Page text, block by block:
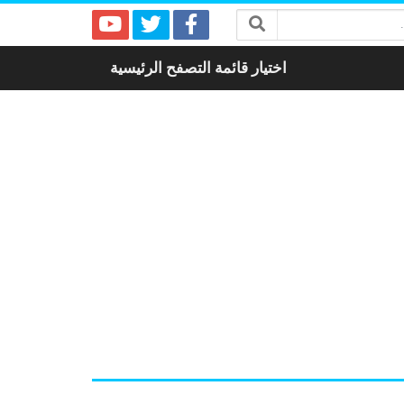
اختيار قائمة التصفح الرئيسية